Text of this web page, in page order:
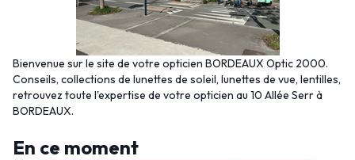
Bienvenue sur le site de votre opticien BORDEAUX Optic 2000.
Conseils, collections de lunettes de soleil, lunettes de vue, lentilles,
retrouvez toute l'expertise de votre opticien au 10 Allée Serr à
BORDEAUX.
En ce moment